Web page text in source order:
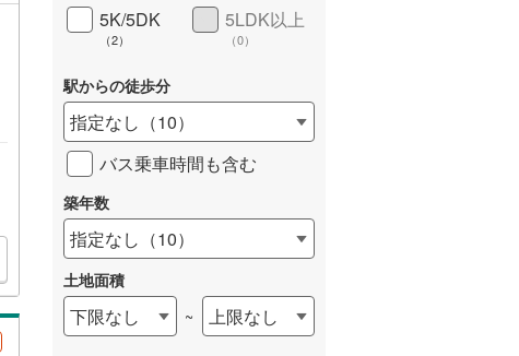
5K/5DK
（2）
5LDK以上
（0）
駅からの徒歩分
指定なし （10）
バス乗車時間も含む
築年数
指定なし （10）
土地面積
下限なし ~ 上限なし
芸備線(0)
宇部線(0)
山陰本線(0)
境線(
奈良線(0)
和歌山線(0)
東西線(0)
予讃線(0)
詳しく見る